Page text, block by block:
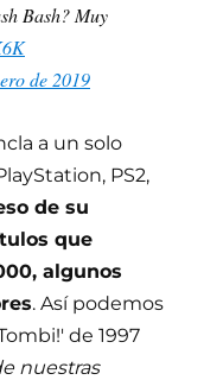
Bash? Muy
de 2019
a un solo
PS2,
de su
que
algunos
. Así podemos
de 1997
nuestras